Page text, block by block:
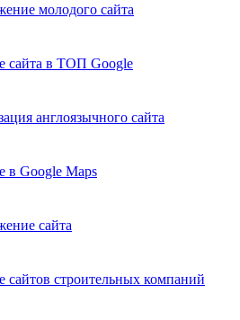
молодого сайта
сайта в ТОП Google
англоязычного сайта
в Google Maps
сайта
строительных компаний